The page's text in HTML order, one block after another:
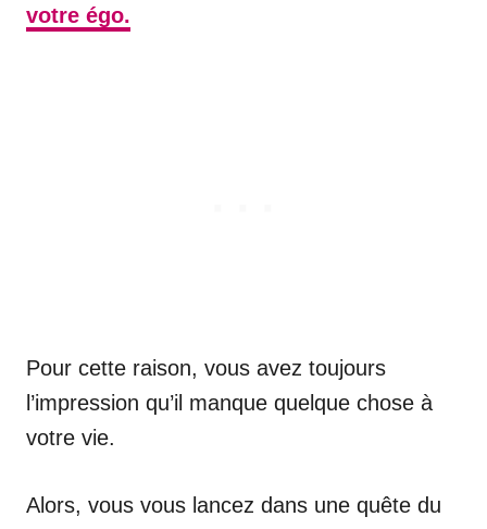
votre égo.
Pour cette raison, vous avez toujours
l’impression qu’il manque quelque chose à
votre vie.
Alors, vous vous lancez dans une quête du